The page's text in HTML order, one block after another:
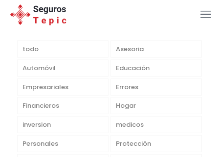
todo Asesoria
Automóvil Educación
Empresariales Errores
Financieros Hogar
inversion medicos
Personales Protección